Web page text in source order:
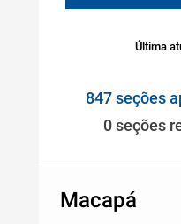
Última
847 seções
0 seções
Macapá